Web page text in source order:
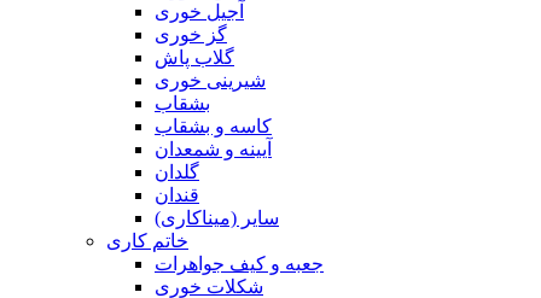
آجیل خوری
گز خوری
گلاب پاش
شیرینی خوری
بشقاب
کاسه و بشقاب
آیینه و شمعدان
گلدان
قندان
سایر (میناکاری)
خاتم کاری
جعبه و کیف جواهرات
شکلات خوری